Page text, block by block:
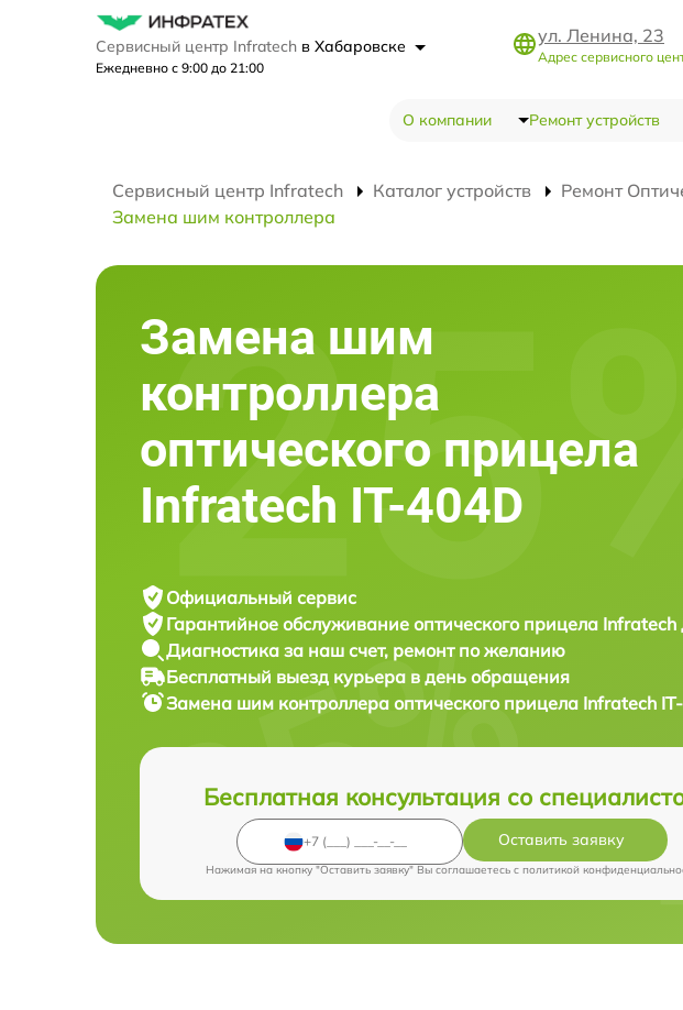
Сервисный центр Infratech в Хабаровске
Ежедневно с 9:00 до 21:00
ул. Ленина, 23
Адрес сервисного
О компании Ремонт устройств
Сервисный центр Infratech Каталог устройств Ремонт
Замена шим контроллера
Замена шим
контроллера
оптического прицела
Infratech IT-404D
Официальный сервис
Гарантийное обслуживание оптического прицела Infratech
Диагностика за наш счет, ремонт по желанию
Бесплатный выезд курьера в день обращения
Замена шим контроллера оптического прицела Infratech
Бесплатная консультация со
Оставить заявку
Нажимая на кнопку "Оставить заявку" Вы соглашаетесь c политикой